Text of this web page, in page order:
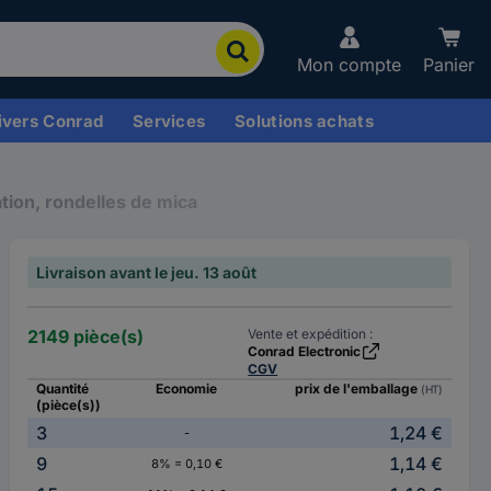
Mon compte Panier
Conrad Services Solutions achats
rondelles de mica
Livraison avant le jeu. 13 août
2149 pièce(s)
Vente et expédition :
Conrad Electronic
CGV
Quantité
(pièce(s))
Economie prix de l'emballage (HT)
3 -
1,24 €
9
8% = 0,10 €
1,14 €